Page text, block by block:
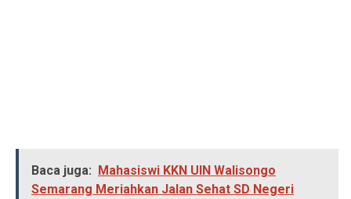
Baca juga: Mahasiswi KKN UIN Walisongo
Semarang Meriahkan Jalan Sehat SD Negeri